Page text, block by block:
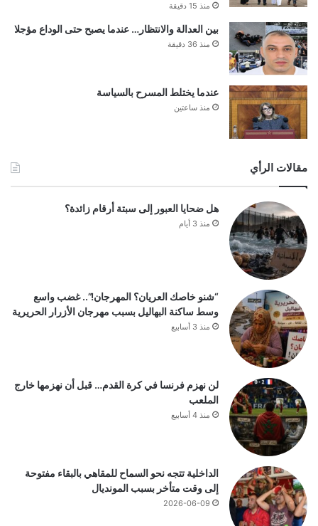
منذ 15 دقيقة
بين العدالة والانتظار… عندما يصبح حتى الوداع مؤجلا
منذ 36 دقيقة
عندما يختلط المسرح بالسياسة
منذ ساعتين
مقالات الرأي
هل ضحايا العبور إلى سبتة أرقام زائدة؟
منذ 3 أيام
“شنو خاصك العريان؟ المهرجان!”.. غضب واسع
وسط ساكنة البهاليل بسبب مهرجان الأزرار الحريرية
منذ 3 أسابيع
لن نهزم فرنسا في كرة القدم… قبل أن نهزمها خارج
الملعب
منذ 4 أسابيع
الداخلية تتجه نحو السماح للمقاهي بالبقاء مفتوحة
إلى وقت متأخر بسبب المونديال
2026-06-09